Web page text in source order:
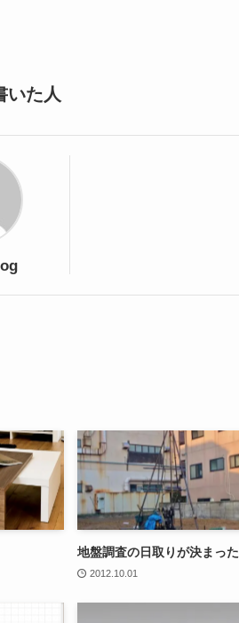
いた人
地盤調査の日取りが決まった
2012.10.01